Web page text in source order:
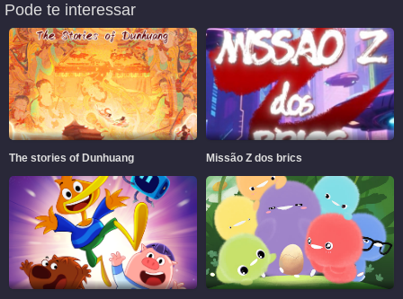
Pode te interessar
The stories of Dunhuang Missão Z dos brics